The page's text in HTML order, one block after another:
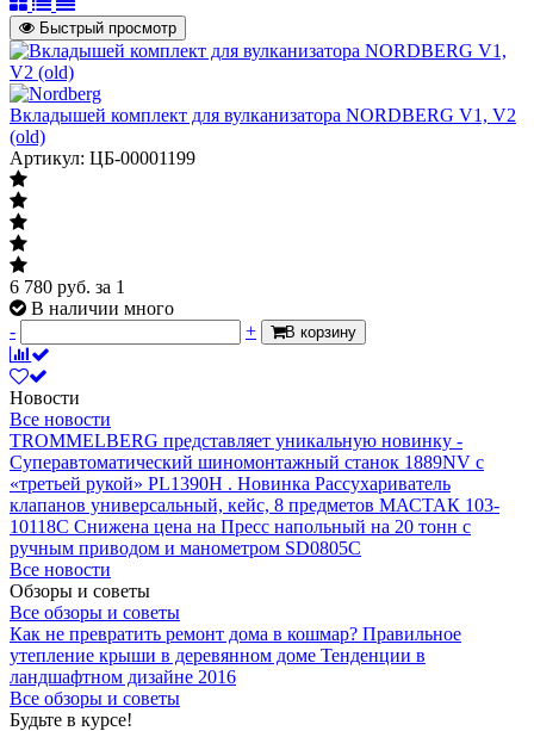
Быстрый просмотр
Вкладышей комплект для вулканизатора NORDBERG V1, V2
(old)
Артикул: ЦБ-00001199
6 780 руб. за 1
В наличии много
-
+ В корзину
Новости
Все новости
TROMMELBERG представляет уникальную новинку -
Суперавтоматический шиномонтажный станок 1889NV с
«третьей рукой» PL1390H . Новинка Рассухариватель
клапанов универсальный, кейс, 8 предметов МАСТАК 103-
10118C Снижена цена на Пресс напольный на 20 тонн с
ручным приводом и манометром SD0805C
Все новости
Обзоры и советы
Все обзоры и советы
Как не превратить ремонт дома в кошмар? Правильное
утепление крыши в деревянном доме Тенденции в
ландшафтном дизайне 2016
Все обзоры и советы
Будьте в курсе!